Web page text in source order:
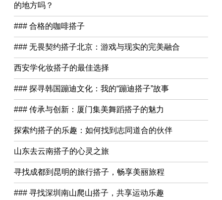
的地方吗？
### 合格的咖啡搭子
### 无畏契约搭子北京：游戏与现实的完美融合
西安学化妆搭子的最佳选择
### 探寻韩国蹦迪文化：我的“蹦迪搭子”故事
### 传承与创新：厦门集美舞蹈搭子的魅力
探索约搭子的乐趣：如何找到志同道合的伙伴
山东去云南搭子的心灵之旅
寻找成都到昆明的旅行搭子，畅享美丽旅程
### 寻找深圳南山爬山搭子，共享运动乐趣